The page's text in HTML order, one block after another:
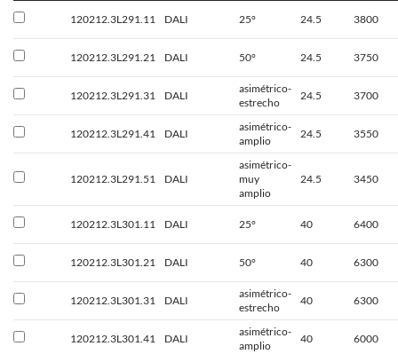
120212.3L291.11 DALI 25° 24.5 3800
120212.3L291.21 DALI 50° 24.5 3750
120212.3L291.31 DALI
asimétrico-
estrecho
24.5 3700
120212.3L291.41 DALI
asimétrico-
amplio
24.5 3550
120212.3L291.51 DALI
asimétrico-
muy
amplio
24.5 3450
120212.3L301.11 DALI 25° 40 6400
120212.3L301.21 DALI 50° 40 6300
120212.3L301.31 DALI
asimétrico-
estrecho
40 6300
120212.3L301.41 DALI
asimétrico-
amplio
40 6000